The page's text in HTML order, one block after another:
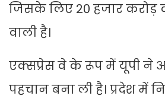
जिसके लिए 20 हजार
वाली है।
एक्सप्रेस वे के रूप में यूपी ने
पहचान बना ली है। प्रदेश में